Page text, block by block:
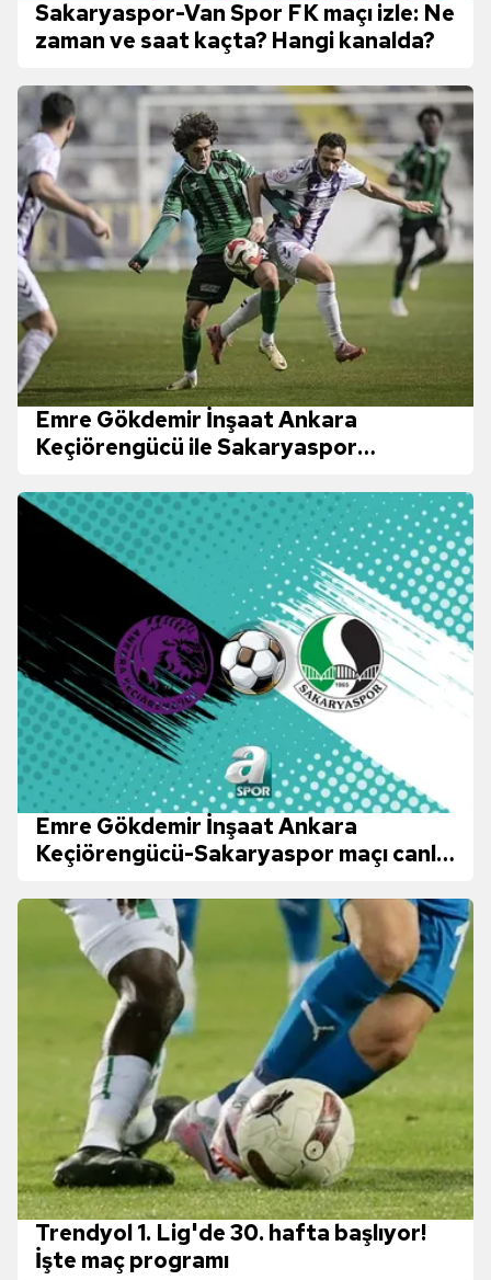
Sakaryaspor-Van Spor FK maçı izle: Ne
zaman ve saat kaçta? Hangi kanalda?
Emre Gökdemir İnşaat Ankara
Keçiörengücü ile Sakaryaspor
Emre Gökdemir İnşaat Ankara
Keçiörengücü-Sakaryaspor maçı canlı
Trendyol 1. Lig'de 30. hafta başlıyor!
İşte maç programı